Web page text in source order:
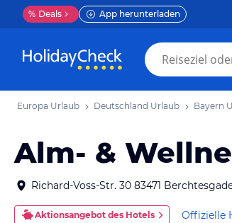
% Deals App herunterladen
Europa Urlaub Deutschland Urlaub Bayern
Alm- &
Richard-Voss-Str. 30 83471
Aktionsangebot des Hotels Offizielle